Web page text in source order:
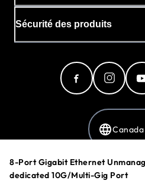
8-Port Gigabit Ethernet
dedicated 10G/Multi-Gig Port
Sécurité des produits
Politique de